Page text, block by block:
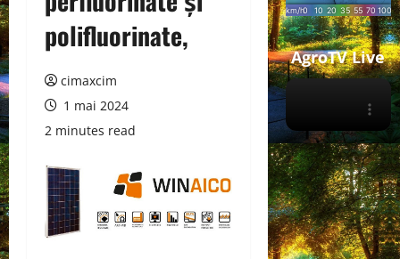
polifluorinate,
cimaxcim
1 mai 2024
2 minutes read
AgroTV Live